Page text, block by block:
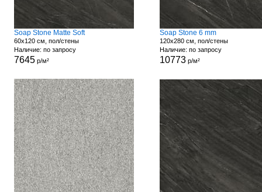
Soap Stone Matte Soft
60x120 см, пол/стены
Наличие: по запросу
7645р/м²
Soap Stone 6 mm
120x280 см, пол/стены
Наличие: по запросу
10773р/м²